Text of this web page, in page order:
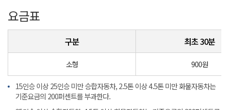
요금표
구분 최초 30분
소형 900원
15인승 이상 25인승 미만 승합자동차, 2.5톤 이상 4.5톤 미만 화물자동차는
기준요금의 200퍼센트를 부과한다.